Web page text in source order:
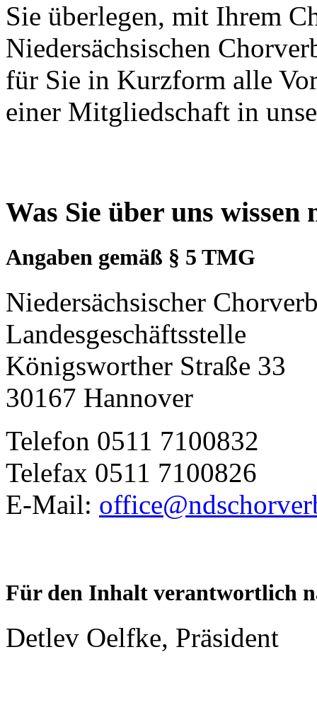
Sie überlegen, mit Ihrem
Niedersächsischen
für Sie in Kurzform alle
einer Mitgliedschaft in
Was Sie über uns wissen
Angaben gemäß § 5 TMG
Niedersächsischer
Landesgeschäftsstelle
Königsworther Straße 33
30167 Hannover
Telefon 0511 7100832
Telefax 0511 7100826
E-Mail:
Für den Inhalt verantwortlich
Detlev Oelfke, Präsident